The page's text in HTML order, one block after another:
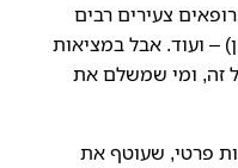
צעירים רבים
– ועוד. אבל במציאות
זה, ומי שמשלם את
פרטי, שעוטף את